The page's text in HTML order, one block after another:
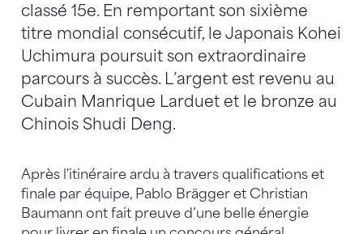
classé 15e. En remportant son sixième
titre mondial consécutif, le Japonais Kohei
Uchimura poursuit son extraordinaire
parcours à succès. L’argent est revenu au
Cubain Manrique Larduet et le bronze au
Chinois Shudi Deng.
Après l'itinéraire ardu à travers qualifications et
finale par équipe, Pablo Brägger et Christian
Baumann ont fait preuve d’une belle énergie